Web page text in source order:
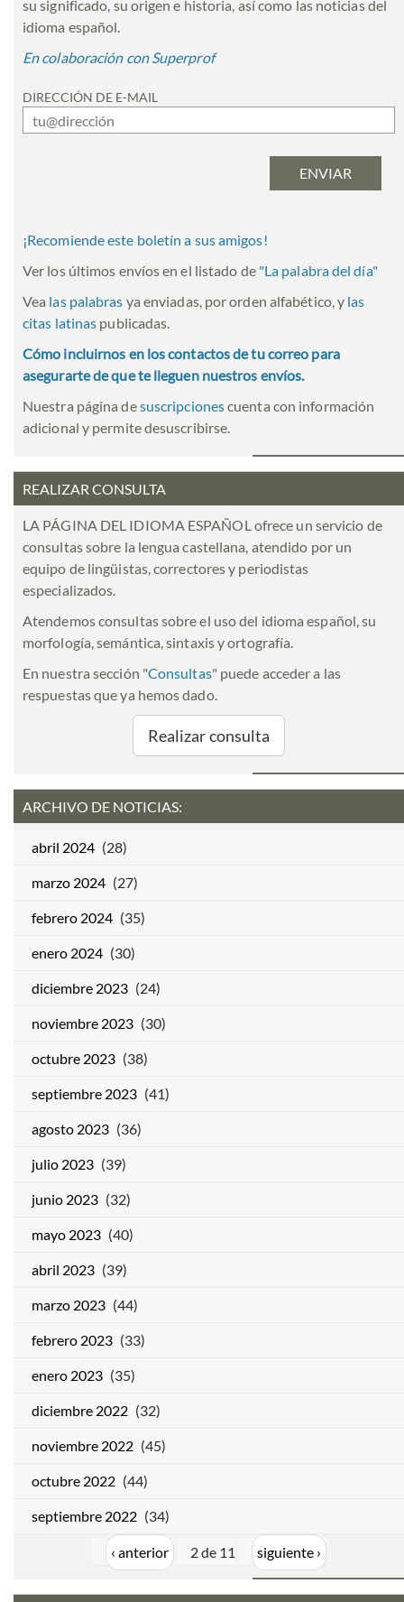
su significado, su origen e historia, así como las noticias del
idioma español.
En colaboración con Superprof
DIRECCIÓN DE E-MAIL
¡Recomiende este boletín a sus amigos!
Ver los últimos envíos en el listado de "La palabra del día"
Vea las palabras ya enviadas, por orden alfabético, y las
citas latinas publicadas.
Cómo incluirnos en los contactos de tu correo para
asegurarte de que te lleguen nuestros envíos.
Nuestra página desuscripcionescuenta con información
adicional y permite desuscribirse.
REALIZAR CONSULTA
LA PÁGINA DEL IDIOMA ESPAÑOL ofrece un servicio de
consultas sobre la lengua castellana, atendido por un
equipo de lingüistas, correctores y periodistas
especializados.
Atendemos consultas sobre el uso del idioma español, su
morfología, semántica, sintaxis y ortografía.
En nuestra sección "Consultas" puede acceder a las
respuestas que ya hemos dado.
Realizar consulta
ARCHIVO DE NOTICIAS:
abril 2024 (28)
marzo 2024 (27)
febrero 2024 (35)
enero 2024 (30)
diciembre 2023 (24)
noviembre 2023 (30)
octubre 2023 (38)
septiembre 2023 (41)
agosto 2023 (36)
julio 2023 (39)
junio 2023 (32)
mayo 2023 (40)
abril 2023 (39)
marzo 2023 (44)
febrero 2023 (33)
enero 2023 (35)
diciembre 2022 (32)
noviembre 2022 (45)
octubre 2022 (44)
septiembre 2022 (34)
‹ anterior 2 de 11 siguiente ›